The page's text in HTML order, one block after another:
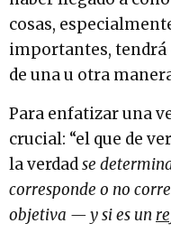
cosas,
importantes, tendrá
de una u otra
Para enfatizar una
crucial: “el que de
la verdadse
corresponde o no
objetiva — y si es un